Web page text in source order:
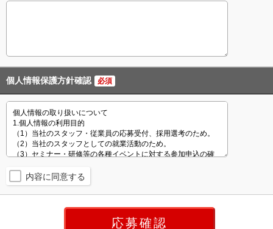
個人情報保護方針確認 必須
内容に同意する